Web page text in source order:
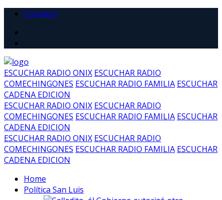
Contacto
ESCUCHAR RADIO ONIX ESCUCHAR RADIO
COMECHINGONES ESCUCHAR RADIO FAMILIA ESCUCHAR
CADENA EDICION
ESCUCHAR RADIO ONIX ESCUCHAR RADIO
COMECHINGONES ESCUCHAR RADIO FAMILIA ESCUCHAR
CADENA EDICION
ESCUCHAR RADIO ONIX ESCUCHAR RADIO
COMECHINGONES ESCUCHAR RADIO FAMILIA ESCUCHAR
CADENA EDICION
Home
Política San Luis